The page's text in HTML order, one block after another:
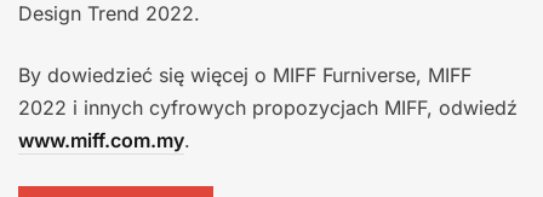
Design Trend 2022.
By dowiedzieć się więcej o MIFF Furniverse, MIFF
2022 i innych cyfrowych propozycjach MIFF, odwiedź
www.miff.com.my.